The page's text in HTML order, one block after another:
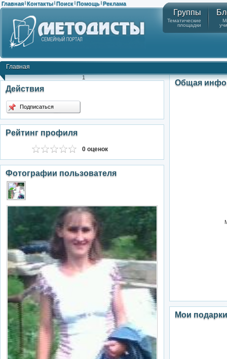
Главная | Контакты | Поиск | Помощь | Реклама
Группы
Тематические
площадки
Главная
1
Действия
Подписаться
Рейтинг профиля
0 оценок
Фотографии пользователя
Общая
Мои подарки